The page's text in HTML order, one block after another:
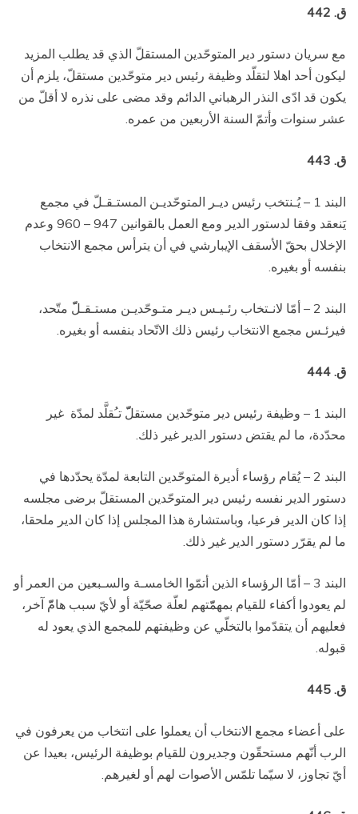
ق. 442
مع سريان دستور دير المتوحّدين المستقلّ الذي قد يطلب المزيد
ليكون أحد اهلا لتقلّد وظيفة رئيس دير متوحّدين مستقلّ، يلزم أن
يكون قد ادّى النذر الرهباني الدائم وقد مضى على نذره لا أقلّ من
عشر سنوات وأتمّ السنة الأربعين من عمره.
ق. 443
البند 1 – يُـنتخب رئيس ديـر المتوحّديـن المستـقـلّ في مجمع
يَنعقد وفقا لدستور الدير ومع العمل بالقوانين 947 – 960 وعدم
الإخلال بحقّ الأسقف الإيبارشي في أن يترأس مجمع الانتخاب
بنفسه أو بغيره.
البند 2 – أمّا لانـتخاب رئـيـس ديـر متـوحّديـن مستـقـلّّ متّحد،
فيرئـس مجمع الانتخاب رئيس ذلك الاتّحاد بنفسه أو بغيره.
ق. 444
البند 1 – وظيفة رئيس دير متوحّدين مستقلّّ تـُقلَّد لمدّة
غير
محدّدة، ما لم يقتض دستور الدير غير ذلك.
البند 2 – يُقام رؤساء أديرة المتوحّدين التابعة لمدّة يحدّدها في
دستور الدير نفسه رئيس دير المتوحّدين المستقلّ برضى مجلسه
إذا كان الدير فرعيا، وباستشارة هذا المجلس إذا كان الدير ملحقا،
ما لم يقرّر دستور الدير غير ذلك.
البند 3 – أمّا الرؤساء الذين أتمّوا الخامسـة والسـبعين من العمر أو
لم يعودوا أكفاء للقيام بمهمّّتهم لعلّة صحّيّة أو لأيّ سبب هامّّ آخر،
فعليهم أن يتقدّموا بالتخلّي عن وظيفتهم للمجمع الذي يعود له
قبوله.
ق. 445
على أعضاء مجمع الانتخاب أن يعملوا على انتخاب من يعرفون في
الرب أنّهم مستحقّون وجديرون للقيام بوظيفة الرئيس، بعيدا عن
أيّ تجاوز، لا سيّما تلمّس الأصوات لهم أو لغيرهم.